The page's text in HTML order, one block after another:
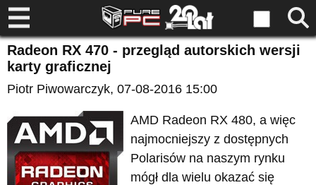
Radeon RX 470 - przegląd autorskich wersji
karty graficznej
Piotr Piwowarczyk, 07-08-2016 15:00
AMD Radeon RX 480, a więc
najmocniejszy z dostępnych
Polarisów na naszym rynku
mógł dla wielu okazać się